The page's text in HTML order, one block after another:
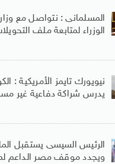
المسلمانى : نتواصل مع
الوزراء لمتابعة ملف
نيويورك تايمز الأمريكية :
يدرس شراكة دفاعية غير
الرئيس السيسى يستقبل
ويجدد موقف مصر الداعم